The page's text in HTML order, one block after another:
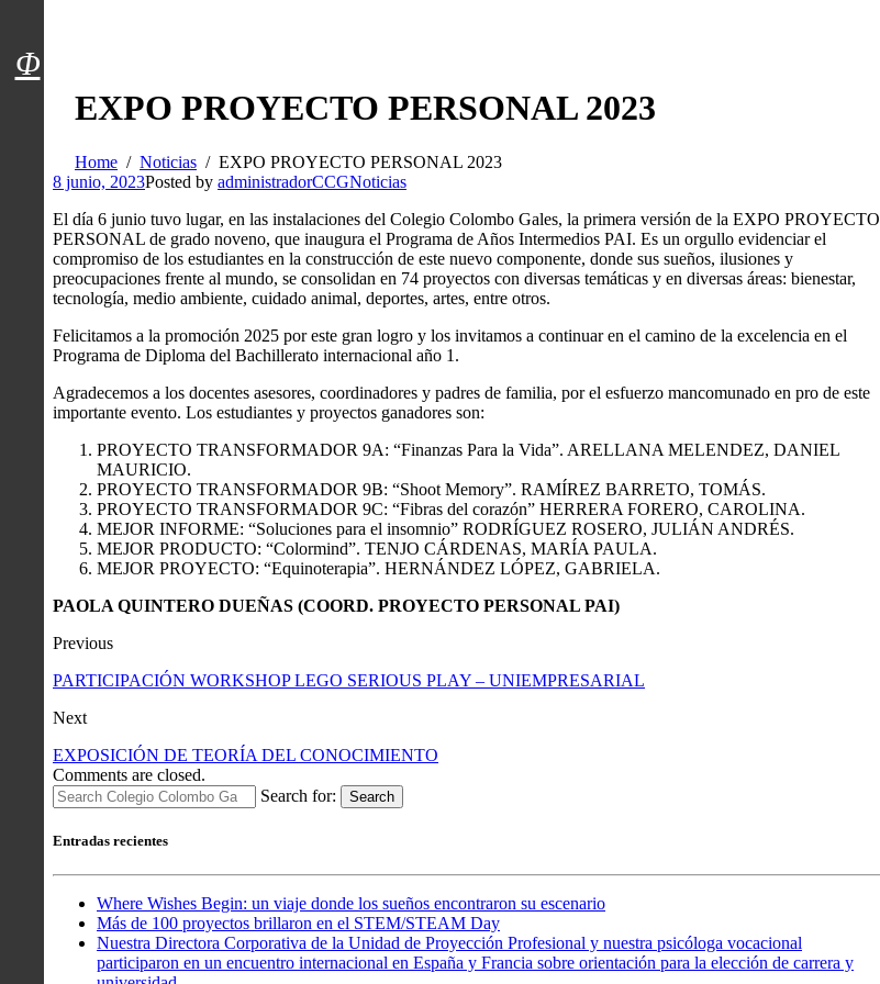
EXPO PROYECTO PERSONAL 2023
Home Noticias
EXPO PROYECTO PERSONAL 2023
8 junio, 2023Posted by administradorCCGNoticias
El día 6 junio tuvo lugar, en las instalaciones del Colegio Colombo Gales, la primera versión de la EXPO PROYECTO
PERSONAL de grado noveno, que inaugura el Programa de Años Intermedios PAI. Es un orgullo evidenciar el
compromiso de los estudiantes en la construcción de este nuevo componente, donde sus sueños, ilusiones y
preocupaciones frente al mundo, se consolidan en 74 proyectos con diversas temáticas y en diversas áreas: bienestar,
tecnología, medio ambiente, cuidado animal, deportes, artes, entre otros.
Felicitamos a la promoción 2025 por este gran logro y los invitamos a continuar en el camino de la excelencia en el
Programa de Diploma del Bachillerato internacional año 1.
Agradecemos a los docentes asesores, coordinadores y padres de familia, por el esfuerzo mancomunado en pro de este
importante evento. Los estudiantes y proyectos ganadores son:
PROYECTO TRANSFORMADOR 9A: “Finanzas Para la Vida”. ARELLANA MELENDEZ, DANIEL
MAURICIO.
PROYECTO TRANSFORMADOR 9B: “Shoot Memory”. RAMÍREZ BARRETO, TOMÁS.
PROYECTO TRANSFORMADOR 9C: “Fibras del corazón” HERRERA FORERO, CAROLINA.
MEJOR INFORME: “Soluciones para el insomnio” RODRÍGUEZ ROSERO, JULIÁN ANDRÉS.
MEJOR PRODUCTO: “Colormind”. TENJO CÁRDENAS, MARÍA PAULA.
MEJOR PROYECTO: “Equinoterapia”. HERNÁNDEZ LÓPEZ, GABRIELA.
PAOLA QUINTERO DUEÑAS (COORD. PROYECTO PERSONAL PAI)
Previous
​PARTICIPACIÓN WORKSHOP LEGO SERIOUS PLAY – UNIEMPRESARIAL
Next
EXPOSICIÓN DE TEORÍA DEL CONOCIMIENTO
Comments are closed.
Search for:
Search
Entradas recientes
Where Wishes Begin: un viaje donde los sueños encontraron su escenario
Más de 100 proyectos brillaron en el STEM/STEAM Day
Nuestra Directora Corporativa de la Unidad de Proyección Profesional y nuestra psicóloga vocacional
participaron en un encuentro internacional en España y Francia sobre orientación para la elección de carrera y
Φ